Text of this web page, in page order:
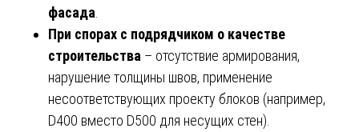
фасада
При спорах с подрядчиком о качестве
строительства – отсутствие армирования,
нарушение толщины швов, применение
несоответствующих проекту блоков (например,
D400 вместо D500 для несущих стен).